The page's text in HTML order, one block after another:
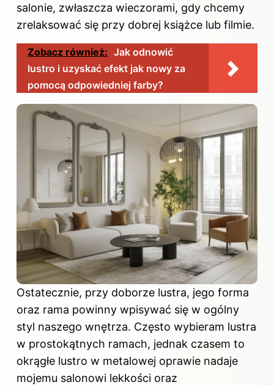
salonie, zwłaszcza wieczorami, gdy chcemy
zrelaksować się przy dobrej książce lub filmie.
Zobacz również: Jak odnowić
lustro i uzyskać efekt jak nowy za
pomocą odpowiedniej farby?
Ostatecznie, przy doborze lustra, jego forma
oraz rama powinny wpisywać się w ogólny
styl naszego wnętrza. Często wybieram lustra
w prostokątnych ramach, jednak czasem to
okrągłe lustro w metalowej oprawie nadaje
mojemu salonowi lekkości oraz